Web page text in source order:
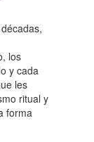
los
y cada
les
ritual y
forma